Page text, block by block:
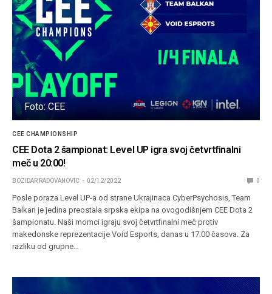
Foto: CEE
CEE CHAMPIONSHIP
CEE Dota 2 šampionat: Level UP igra svoj četvrtfinalni
meč u 20:00!
BOZIDAR RADOVANOVIC 02/12/2022 0
Posle poraza Level UP-a od strane Ukrajinaca CyberPsychosis, Team
Balkan je jedina preostala srpska ekipa na ovogodišnjem CEE Dota 2
šampionatu. Naši momci igraju svoj četvrtfinalni meč protiv
makedonske reprezentacije Void Esports, danas u 17:00 časova. Za
razliku od grupne…